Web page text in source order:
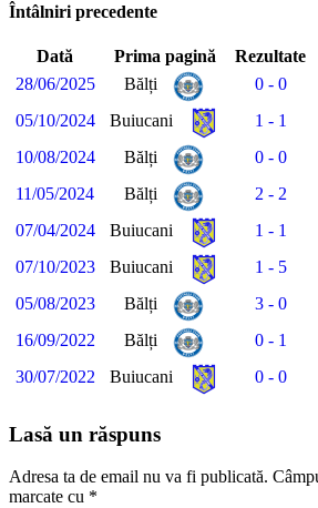
Întâlniri precedente
Dată Prima pagină Rezultate
28/06/2025
Bălți 0 - 0
05/10/2024
Buiucani 1 - 1
10/08/2024
Bălți 0 - 0
11/05/2024
Bălți 2 - 2
07/04/2024
Buiucani 1 - 1
07/10/2023
Buiucani 1 - 5
05/08/2023
Bălți 3 - 0
16/09/2022
Bălți 0 - 1
30/07/2022
Buiucani 0 - 0
Lasă un răspuns
Adresa ta de email nu va fi publicată.
marcate cu *